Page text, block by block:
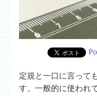
定規と一口に言って
す。一般的に使われ